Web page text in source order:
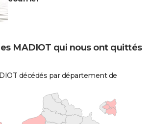
MADIOT qui nous ont quittés
décédés par département de